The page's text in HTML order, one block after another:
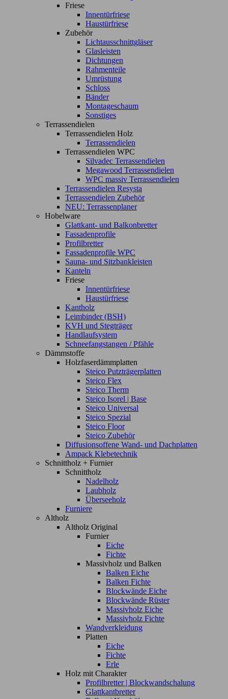
Friese
Innentürfriese
Haustürfriese
Zubehör
Lichtausschnittgläser
Glasleisten
Dichtungen
Rahmenteile
Umrüstung
Schloss
Bänder
Montageschaum
Sonstiges
Terrassendielen
Terrassendielen Holz
Terrassendielen
Terrassendielen WPC
Silvadec Terrassendielen
Megawood Terrassendielen
WPC massiv Terrassendielen
Terrassendielen Resysta
Terrassendielen Zubehör
NEU: Terrassenplaner
Hobelware
Glattkant- und Balkonbretter
Fassadenprofile
Profilbretter
Fassadenprofile WPC
Sauna- und Sitzbankleisten
Kanteln
Friese
Innentürfriese
Haustürfriese
Kantholz
Leimbinder (BSH)
KVH und Stegträger
Handlaufsystem
Schneefangstangen / Pfähle
Dämmstoffe
Holzfaserdämmplatten
Steico Putzträgerplatten
Steico Flex
Steico Therm
Steico Isorel | Base
Steico Universal
Steico Spezial
Steico Floor
Steico Zubehör
Diffusionsoffene Wand- und Dachplatten
Ampack Klebetechnik
Schnittholz + Furnier
Schnittholz
Nadelholz
Laubholz
Überseeholz
Furniere
Altholz
Altholz Original
Furnier
Eiche
Fichte
Massivholz und Balken
Balken Eiche
Balken Fichte
Blockwände Eiche
Blockwände Rüster
Massivholz Eiche
Massivholz Fichte
Wandverkleidung
Platten
Eiche
Fichte
Erle
Holz mit Charakter
Profilbretter | Blockwandschalung
Glattkantbretter